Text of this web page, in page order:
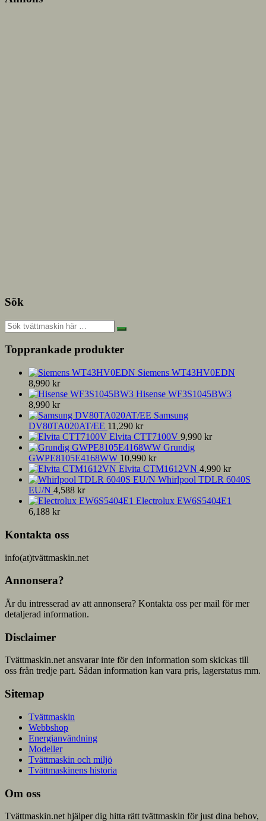
Sök
Topprankade produkter
Siemens WT43HV0EDN
8,990 kr
Hisense WF3S1045BW3
8,990 kr
Samsung
DV80TA020AT/EE 11,290 kr
Elvita CTT7100V 9,990 kr
Grundig
GWPE8105E4168WW 10,990 kr
Elvita CTM1612VN 4,990 kr
Whirlpool TDLR 6040S
EU/N 4,588 kr
Electrolux EW6S5404E1
6,188 kr
Kontakta oss
info(at)tvättmaskin.net
Annonsera?
Är du intresserad av att annonsera? Kontakta oss per mail för mer
detaljerad information.
Disclaimer
Tvättmaskin.net ansvarar inte för den information som skickas till
oss från tredje part. Sådan information kan vara pris, lagerstatus mm.
Sitemap
Tvättmaskin
Webbshop
Energianvändning
Modeller
Tvättmaskin och miljö
Tvättmaskinens historia
Om oss
Tvättmaskin.net hjälper dig hitta rätt tvättmaskin för just dina behov,